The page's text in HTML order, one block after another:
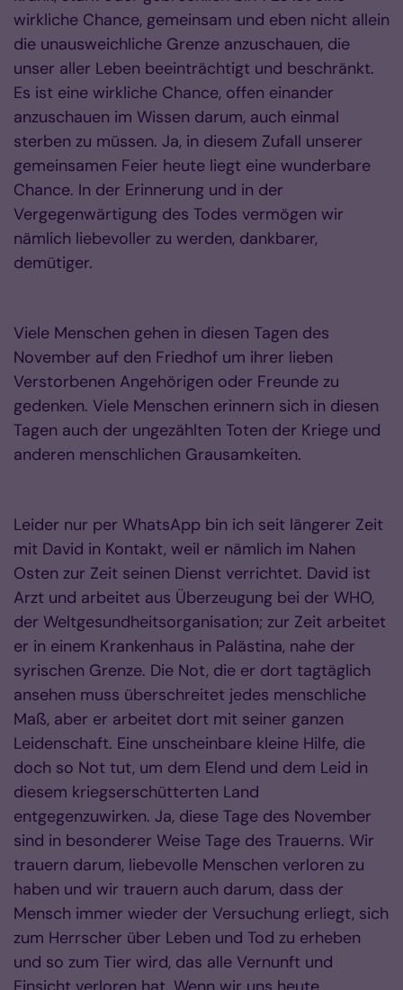
wirkliche Chance, gemeinsam und eben nicht allein
die unausweichliche Grenze anzuschauen, die
unser aller Leben beeinträchtigt und beschränkt.
Es ist eine wirkliche Chance, offen einander
anzuschauen im Wissen darum, auch einmal
sterben zu müssen. Ja, in diesem Zufall unserer
gemeinsamen Feier heute liegt eine wunderbare
Chance. In der Erinnerung und in der
Vergegenwärtigung des Todes vermögen wir
nämlich liebevoller zu werden, dankbarer,
demütiger.
Viele Menschen gehen in diesen Tagen des
November auf den Friedhof um ihrer lieben
Verstorbenen Angehörigen oder Freunde zu
gedenken. Viele Menschen erinnern sich in diesen
Tagen auch der ungezählten Toten der Kriege und
anderen menschlichen Grausamkeiten.
Leider nur per WhatsApp bin ich seit längerer Zeit
mit David in Kontakt, weil er nämlich im Nahen
Osten zur Zeit seinen Dienst verrichtet. David ist
Arzt und arbeitet aus Überzeugung bei der WHO,
der Weltgesundheitsorganisation; zur Zeit arbeitet
er in einem Krankenhaus in Palästina, nahe der
syrischen Grenze. Die Not, die er dort tagtäglich
ansehen muss überschreitet jedes menschliche
Maß, aber er arbeitet dort mit seiner ganzen
Leidenschaft. Eine unscheinbare kleine Hilfe, die
doch so Not tut, um dem Elend und dem Leid in
diesem kriegserschütterten Land
entgegenzuwirken. Ja, diese Tage des November
sind in besonderer Weise Tage des Trauerns. Wir
trauern darum, liebevolle Menschen verloren zu
haben und wir trauern auch darum, dass der
Mensch immer wieder der Versuchung erliegt, sich
zum Herrscher über Leben und Tod zu erheben
und so zum Tier wird, das alle Vernunft und